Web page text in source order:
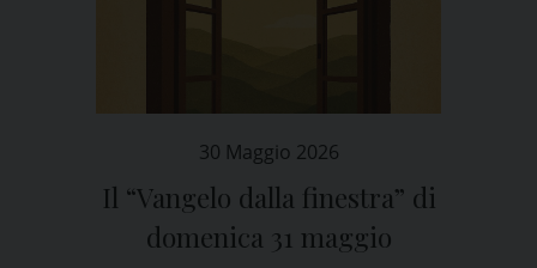
30 Maggio 2026
Il “Vangelo dalla finestra” di
domenica 31 maggio